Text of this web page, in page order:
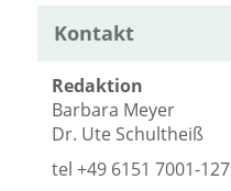
Kontakt
Redaktion
Barbara Meyer
Dr. Ute Schultheiß
tel+49 6151 7001-127